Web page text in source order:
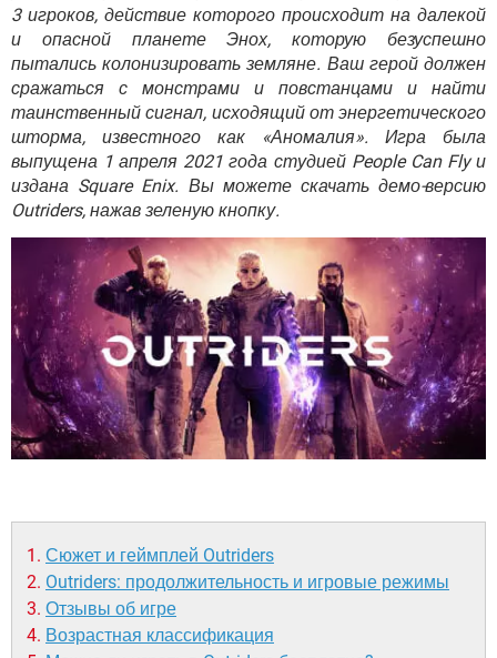
YANDEX
3 игроков, действие которого происходит на далекой
и опасной планете Энох, которую безуспешно
пытались колонизировать земляне. Ваш герой должен
сражаться с монстрами и повстанцами и найти
таинственный сигнал, исходящий от энергетического
шторма, известного как «Аномалия». Игра была
выпущена 1 апреля 2021 года студией People Can Fly и
издана Square Enix. Вы можете скачать демо-версию
Outriders, нажав зеленую кнопку.
Сюжет и геймплей Outriders
Outriders: продолжительность и игровые режимы
Отзывы об игре
Возрастная классификация